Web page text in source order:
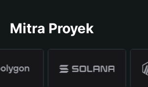
Mitra Proyek